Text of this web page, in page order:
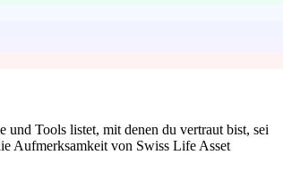
und Tools listet, mit denen du vertraut bist, sei
Aufmerksamkeit von Swiss Life Asset